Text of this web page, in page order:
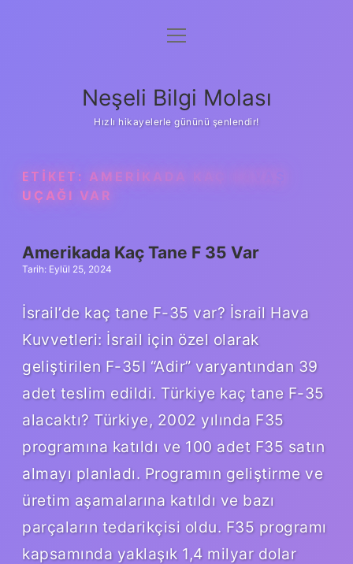
Anasayfa
Yasal Uyarı
menüyü
Neşeli Bilgi Molası
Hızlı hikayelerle gününü şenlendir!
ETIKET: AMERIKADA KAÇ SAVAŞ
UÇAĞI VAR
Amerikada Kaç Tane F 35 Var
Tarih: Eylül 25, 2024
İsrail’de kaç tane F-35 var? İsrail Hava
Kuvvetleri: İsrail için özel olarak
geliştirilen F-35I “Adir” varyantından 39
adet teslim edildi. Türkiye kaç tane F-35
alacaktı? Türkiye, 2002 yılında F35
programına katıldı ve 100 adet F35 satın
almayı planladı. Programın geliştirme ve
üretim aşamalarına katıldı ve bazı
parçaların tedarikçisi oldu. F35 programı
kapsamında yaklaşık 1,4 milyar dolar